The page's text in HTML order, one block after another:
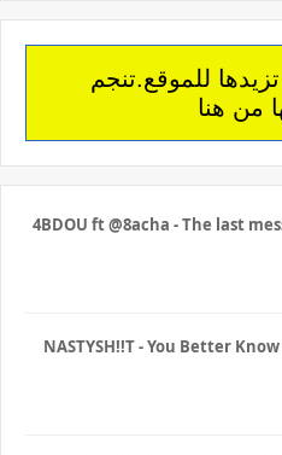
للموقع.تنجم
من هنا
4BDOU ft ‪@8acha‬ - The last
NASTYSH!!T - You Better